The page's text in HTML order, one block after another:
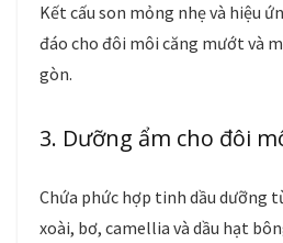
Kết cấu son mỏng nhẹ và hiệu
đáo cho đôi môi căng mướt và
gòn.
3. Dưỡng ẩm cho đôi
Chứa phức hợp tinh dầu dưỡng
xoài, bơ, camellia và dầu hạt